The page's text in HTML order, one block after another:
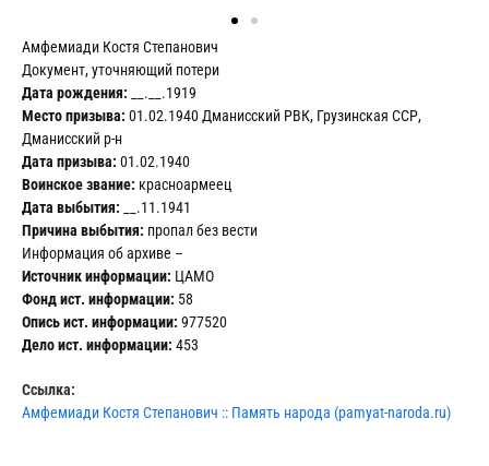
Амфемиади Костя Степанович
Документ, уточняющий потери
Дата рождения: __.__.1919
Место призыва: 01.02.1940 Дманисский РВК, Грузинская ССР,
Дманисский р-н
Дата призыва: 01.02.1940
Воинское звание: красноармеец
Дата выбытия: __.11.1941
Причина выбытия: пропал без вести
Информация об архиве –
Источник информации: ЦАМО
Фонд ист. информации: 58
Опись ист. информации: 977520
Дело ист. информации: 453
Ссылка:
Амфемиади Костя Степанович :: Память народа (pamyat-naroda.ru)